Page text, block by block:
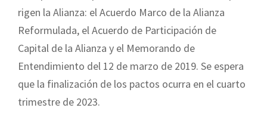
rigen la Alianza: el Acuerdo Marco de la Alianza
Reformulada, el Acuerdo de Participación de
Capital de la Alianza y el Memorando de
Entendimiento del 12 de marzo de 2019. Se espera
que la finalización de los pactos ocurra en el cuarto
trimestre de 2023.